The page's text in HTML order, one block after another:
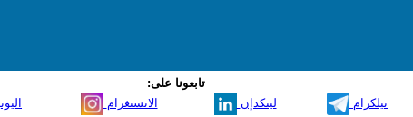
تابعونا على:
الانستغرام لينكدإن تيلكرام